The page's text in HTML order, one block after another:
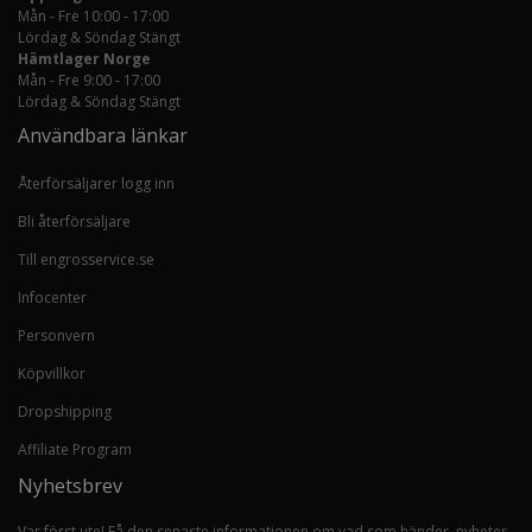
Mån - Fre 10:00 - 17:00
Lördag & Söndag Stängt
Hämtlager Norge
Mån - Fre 9:00 - 17:00
Lördag & Söndag Stängt
Användbara länkar
Återförsäljarer logg inn
Bli återförsäljare
Till engrosservice.se
Infocenter
Personvern
Köpvillkor
Dropshipping
Affiliate Program
Nyhetsbrev